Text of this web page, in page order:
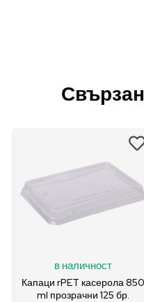
в наличност
Капаци rPET касерола 850
ml прозрачни 125 бр.